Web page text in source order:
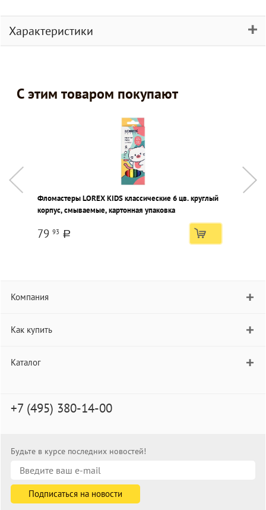
Характеристики
С этим товаром покупают
Фломастеры LOREX KIDS классические 6 цв. круглый
корпус, смываемые, картонная упаковка
79 93 a
Компания
Как купить
Каталог
+7 (495) 380-14-00
Будьте в курсе последних новостей!